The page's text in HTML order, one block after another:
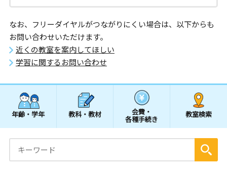
なお、フリーダイヤルがつながりにくい場合は、以下からも
お問い合わせいただけます。
近くの教室を案内してほしい
学習に関するお問い合わせ
年齢・学年 教科・教材 会費・
各種手続き
教室検索